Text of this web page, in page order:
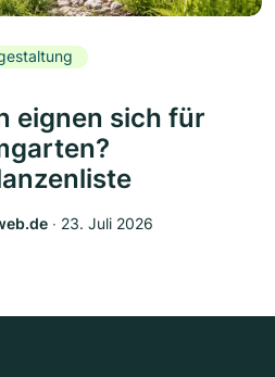
eignen sich für
‧ 23. Juli 2026